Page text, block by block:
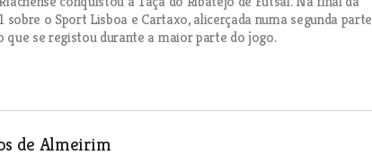
o Sport Lisboa e Cartaxo, alicerçada numa segunda parte
que se registou durante a maior parte do jogo.
de Almeirim